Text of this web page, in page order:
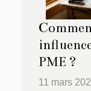
PME ?
11 mars